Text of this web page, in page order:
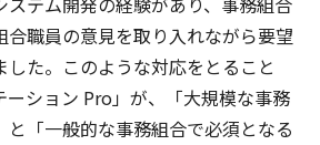
合職員の意見を取り入れながら要望
した。このような対応をとること
ーション Pro」が、「大規模な事務
「一般的な事務組合で必須となる